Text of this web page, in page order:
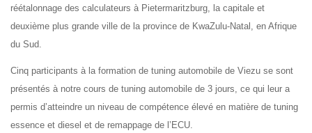
réétalonnage des calculateurs à Pietermaritzburg, la capitale et
deuxième plus grande ville de la province de KwaZulu-Natal, en Afrique
du Sud.
Cinq participants à la formation de tuning automobile de Viezu se sont
présentés à notre cours de tuning automobile de 3 jours, ce qui leur a
permis d’atteindre un niveau de compétence élevé en matière de tuning
essence et diesel et de remappage de l’ECU.